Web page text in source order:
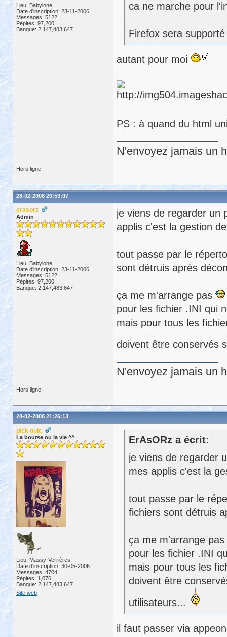
Lieu: Babylone
Date d'inscription: 23-11-2006
Messages: 5122
Pépites: 97,200
Banque: 2,147,483,647
ca ne marche pour
Firefox sera
autant pour moi
PS : à quand du html
N'envoyez jamais un
Hors ligne
28-02-2008 20:53:07
erasorz
Admin
Lieu: Babylone
Date d'inscription: 23-11-2006
Messages: 5122
Pépites: 97,200
Banque: 2,147,483,647
je viens de regarder un
applis c'est la gestion
tout passe par le
sont détruis après
ça me m'arrange pas
pour les fichier .INI qui
mais pour tous les
doivent être conservés
N'envoyez jamais un
Hors ligne
28-02-2008 21:26:13
pick ouic
La bourse ou la vie ^^
Lieu: Massy-Verrières
Date d'inscription: 30-05-2006
Messages: 4704
Pépites: 1,076
Banque: 2,147,483,647
Site web
ErAsORz a écrit:
je viens de regarder
mes applis c'est la
tout passe par le
fichiers sont détruis
ça me m'arrange pas
pour les fichier .INI
mais pour tous les
doivent être
utilisateurs...
il faut passer via